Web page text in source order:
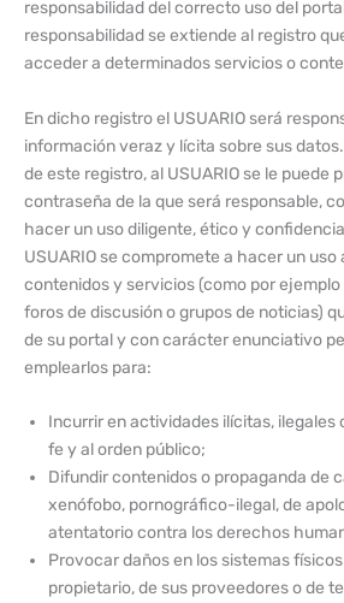
responsabilidad del correcto uso del
responsabilidad se extiende al registro
acceder a determinados servicios o
En dicho registro el USUARIO será
información veraz y lícita sobre sus
de este registro, al USUARIO se le puede
contraseña de la que será responsable,
hacer un uso diligente, ético y
USUARIO se compromete a hacer un uso
contenidos y servicios (como por
foros de discusión o grupos de noticias)
de su portal y con carácter enunciativo
emplearlos para:
Incurrir en actividades ilícitas, ilegales
fe y al orden público;
Difundir contenidos o propaganda de
xenófobo, pornográfico-ilegal, de
atentatorio contra los derechos
Provocar daños en los sistemas
propietario, de sus proveedores o de